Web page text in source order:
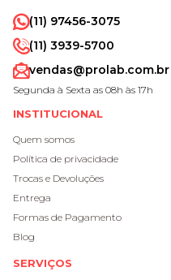
(11) 97456-3075
(11) 3939-5700
vendas@prolab.com.br
Segunda à Sexta as 08h às 17h
INSTITUCIONAL
Quem somos
Política de privacidade
Trocas e Devoluções
Entrega
Formas de Pagamento
Blog
SERVIÇOS